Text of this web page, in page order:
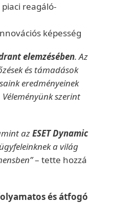
reagáló-
képesség
elemzésében. Az
és támadások
eredményeinek
Véleményünk szerint
azESET Dynamic
a világ
– tette hozzá
és átfogó